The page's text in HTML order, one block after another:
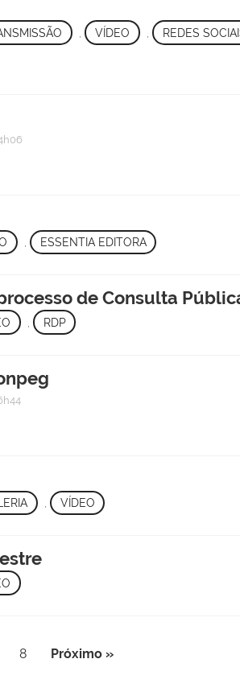
, VÍDEO REDES
ESSENTIA EDITORA
de Consulta
RDP
VÍDEO
8 Próximo »